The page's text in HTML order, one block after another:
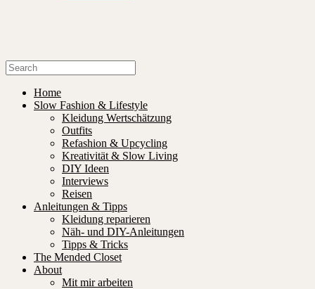
Home
Slow Fashion & Lifestyle
Kleidung Wertschätzung
Outfits
Refashion & Upcycling
Kreativität & Slow Living
DIY Ideen
Interviews
Reisen
Anleitungen & Tipps
Kleidung reparieren
Näh- und DIY-Anleitungen
Tipps & Tricks
The Mended Closet
About
Mit mir arbeiten